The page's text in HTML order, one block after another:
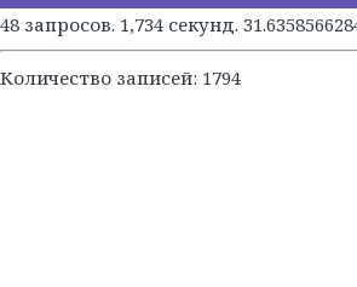
ГОРЯЧАЯ ЛИНИЯ
«Горячая линия» по вопросам выплат